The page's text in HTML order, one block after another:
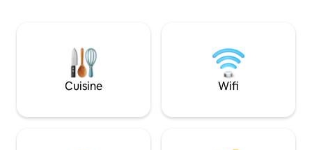
Cuisine Wifi